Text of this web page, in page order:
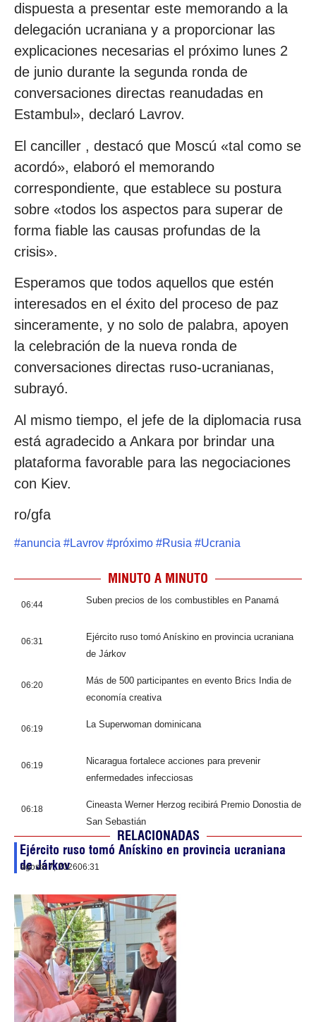
dispuesta a presentar este memorando a la
delegación ucraniana y a proporcionar las
explicaciones necesarias el próximo lunes 2
de junio durante la segunda ronda de
conversaciones directas reanudadas en
Estambul», declaró Lavrov.
El canciller , destacó que Moscú «tal como se
acordó», elaboró ​​el memorando
correspondiente, que establece su postura
sobre «todos los aspectos para superar de
forma fiable las causas profundas de la
crisis».
Esperamos que todos aquellos que estén
interesados ​​en el éxito del proceso de paz
sinceramente, y no solo de palabra, apoyen
la celebración de la nueva ronda de
conversaciones directas ruso-ucranianas,
subrayó.
Al mismo tiempo, el jefe de la diplomacia rusa
está agradecido a Ankara por brindar una
plataforma favorable para las negociaciones
con Kiev.
ro/gfa
#anuncia #Lavrov #próximo #Rusia #Ucrania
MINUTO A MINUTO
06:44 Suben precios de los combustibles en Panamá
06:31
Ejército ruso tomó Anískino en provincia ucraniana
de Járkov
06:20
Más de 500 participantes en evento Brics India de
economía creativa
06:19 La Superwoman dominicana
06:19
Nicaragua fortalece acciones para prevenir
enfermedades infecciosas
06:18
Cineasta Werner Herzog recibirá Premio Donostia de
San Sebastián
RELACIONADAS
Ejército ruso tomó Anískino en provincia ucraniana
de Járkov
agosto 7, 202606:31